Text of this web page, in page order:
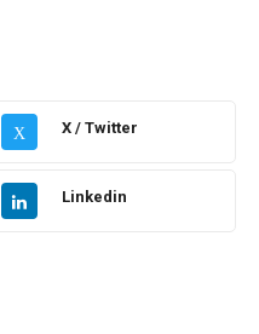
Dekorasyon
Eğitim
X X / Twitter
Linkedin